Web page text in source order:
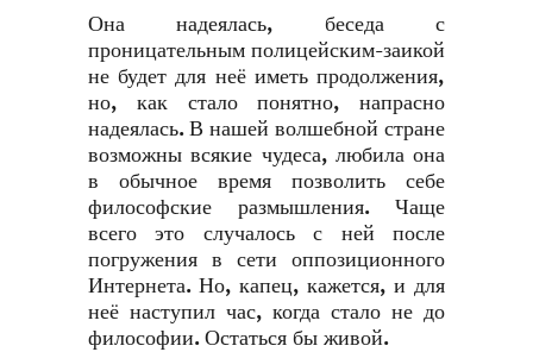
Она надеялась, беседа с
проницательным полицейским-заикой
не будет для неё иметь продолжения,
но, как стало понятно, напрасно
надеялась. В нашей волшебной стране
возможны всякие чудеса, любила она
в обычное время позволить себе
философские размышления. Чаще
всего это случалось с ней после
погружения в сети оппозиционного
Интернета. Но, капец, кажется, и для
неё наступил час, когда стало не до
философии. Остаться бы живой.